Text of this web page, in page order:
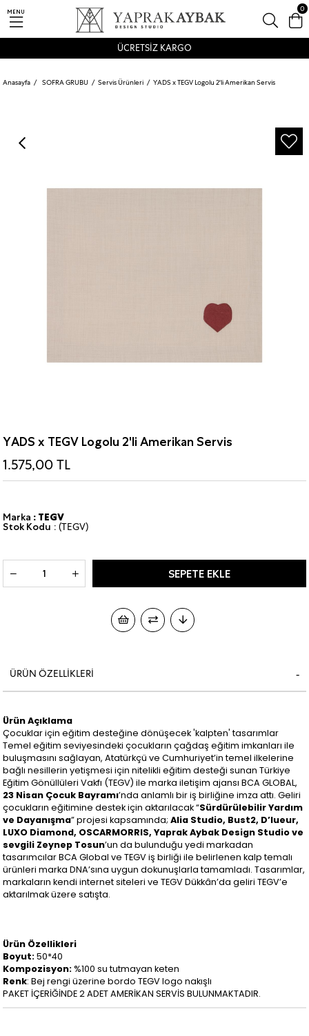
MENU
ÜCRETSİZ KARGO
0
Anasayfa SOFRA GRUBU Servis Ürünleri YADS x TEGV Logolu 2'li Amerikan Servis
YADS x TEGV Logolu 2'li Amerikan Servis
1.575,00 TL
Marka : TEGV
(TEGV)
Stok Kodu
ÜRÜN ÖZELLIKLERI
Ürün Açıklama
Çocuklar için eğitim desteğine dönüşecek 'kalpten' tasarımlar
Temel eğitim seviyesindeki çocukların çağdaş eğitim imkanları ile
buluşmasını sağlayan, Atatürkçü ve Cumhuriyet’in temel ilkelerine
bağlı nesillerin yetişmesi için nitelikli eğitim desteği sunan Türkiye
Eğitim Gönüllüleri Vakfı (TEGV) ile marka iletişim ajansı BCA GLOBAL,
23 Nisan Çocuk Bayramı’nda anlamlı bir iş birliğine imza attı. Geliri
çocukların eğitimine destek için aktarılacak “Sürdürülebilir Yardım
ve Dayanışma” projesi kapsamında;Alia Studio, Bust2, D’lueur,
LUXO Diamond, OSCARMORRIS, Yaprak Aybak Design Studio ve
sevgili Zeynep Tosun’un da bulunduğu yedi markadan
tasarımcılar BCA Global ve TEGV iş birliği ile belirlenen kalp temalı
ürünleri marka DNA’sına uygun dokunuşlarla tamamladı. Tasarımlar,
markaların kendi internet siteleri ve TEGV Dükkân’da geliri TEGV’e
aktarılmak üzere satışta.
Ürün Özellikleri
Boyut:50*40
Kompozisyon:%100 su tutmayan keten
Renk: Bej rengi üzerine bordo TEGV logo nakışlı
PAKET İÇERİĞİNDE 2 ADET AMERİKAN SERVİS BULUNMAKTADIR.